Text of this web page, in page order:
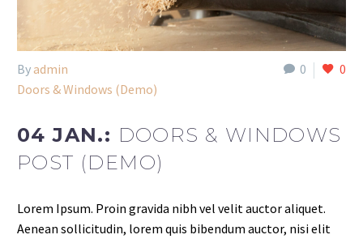
0 0
Byadmin
Doors & Windows (Demo)
04 JAN.: DOORS & WINDOWS
POST (DEMO)
Lorem Ipsum. Proin gravida nibh vel velit auctor aliquet.
Aenean sollicitudin, lorem quis bibendum auctor, nisi elit